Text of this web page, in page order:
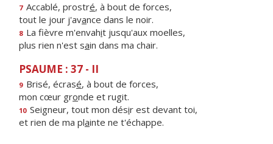
7 Accablé, prostré, à bout de forces,
tout le jour j'avance dans le noir.
8 La fièvre m'envahit jusqu'aux moelles,
plus rien n'est sain dans ma chair.
PSAUME : 37 - II
9 Brisé, écrasé, à bout de forces,
mon cœur gronde et rugit.
10 Seigneur, tout mon désir est devant toi,
et rien de ma plainte ne t'échappe.